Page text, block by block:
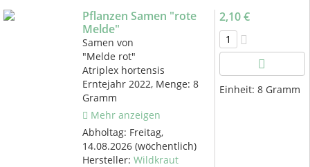
Pflanzen Samen "rote
Melde"
Samen von
"Melde rot"
Atriplex hortensis
Erntejahr 2022, Menge: 8
Gramm
Mehr anzeigen
Abholtag: Freitag,
14.08.2026(wöchentlich)
Hersteller: Wildkraut
2,10 €
Einheit: 8 Gramm